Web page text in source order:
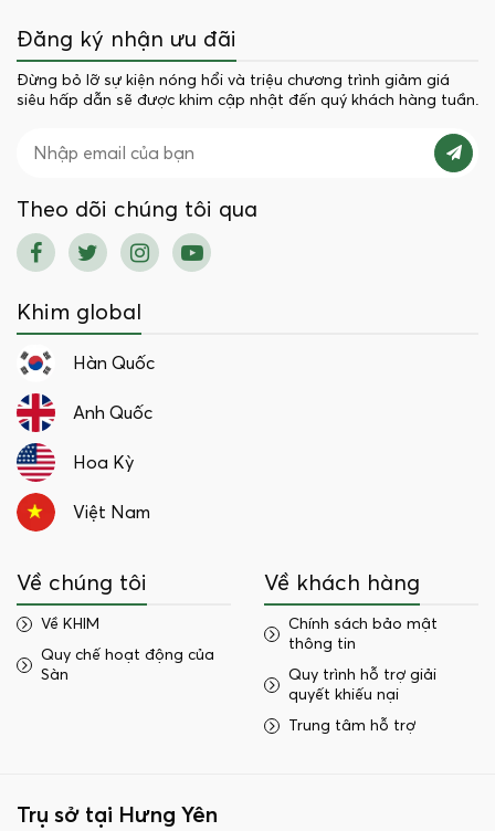
Đăng ký nhận ưu đãi
Đừng bỏ lỡ sự kiện nóng hổi và triệu chương trình giảm giá
siêu hấp dẫn sẽ được khim cập nhật đến quý khách hàng tuần.
Theo dõi chúng tôi qua
Khim global
Hàn Quốc
Anh Quốc
Hoa Kỳ
Việt Nam
Về chúng tôi
Về KHIM
Quy chế hoạt động của
Sàn
Về khách hàng
Chính sách bảo mật
thông tin
Quy trình hỗ trợ giải
quyết khiếu nại
Trung tâm hỗ trợ
Trụ sở tại Hưng Yên